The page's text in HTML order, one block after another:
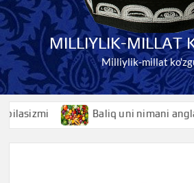
MILLIYLIK-MILLAT
Milliylik-millat
Baliq uni nimani